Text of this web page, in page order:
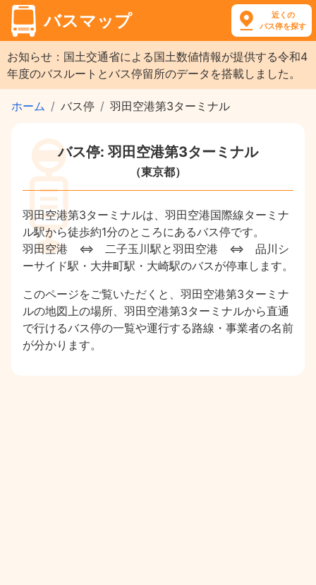
バスマップ
近くの
バス停を探す
お知らせ：国土交通省による国土数値情報が提供する令和4
年度のバスルートとバス停留所のデータを搭載しました。
ホーム バス停 羽田空港第3ターミナル
バス停: 羽田空港第3ターミナル
（東京都）
羽田空港第3ターミナルは、羽田空港国際線ターミナ
ル駅から徒歩約1分のところにあるバス停です。
羽田空港 ⇔ 二子玉川駅と羽田空港 ⇔ 品川シ
ーサイド駅・大井町駅・大崎駅のバスが停車します。
このページをご覧いただくと、羽田空港第3ターミナ
ルの地図上の場所、羽田空港第3ターミナルから直通
で行けるバス停の一覧や運行する路線・事業者の名前
が分かります。